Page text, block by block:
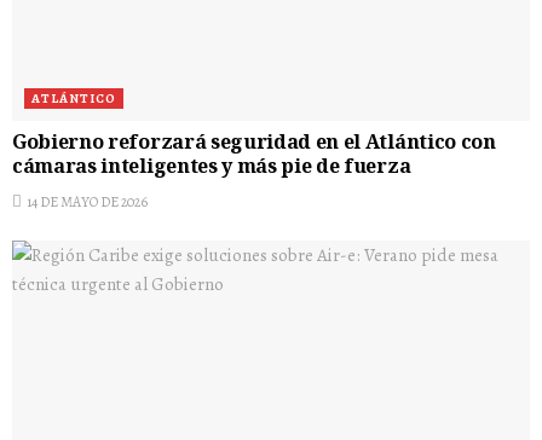
ATLÁNTICO
Gobierno reforzará seguridad en el Atlántico con
cámaras inteligentes y más pie de fuerza
14 DE MAYO DE 2026